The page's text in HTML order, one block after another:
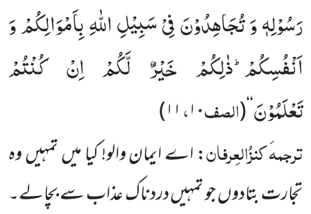
رَسُوْلِهٖ وَ تُجَاهِدُوْنَ فِیْ سَبِیْلِ اللّٰهِ بِاَمْوَالِكُمْ وَ
اَنْفُسِكُمْؕ-ذٰلِكُمْ خَیْرٌ لَّكُمْ اِنْ كُنْتُمْ
تَعْلَمُوْنَ‘‘
(الصف۱۰،۱۱)
ترجمۂکنزُالعِرفان: اے ایمان والو! کیا میں تمہیں وہ
تجارت بتادوں جو تمہیں دردناک عذاب سے بچالے۔